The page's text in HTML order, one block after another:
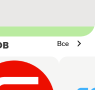
Все